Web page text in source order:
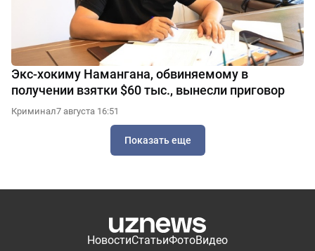
Экс-хокиму Намангана, обвиняемому в
получении взятки $60 тыс., вынесли приговор
Криминал7 августа 16:51
Показать еще
НовостиСтатьиФотоВидео